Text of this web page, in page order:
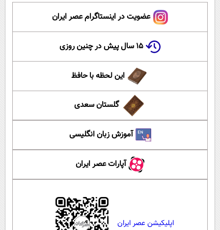
عضویت در اینستاگرام عصر ایران
۱۵ سال پیش در چنین روزی
این لحظه با حافظ
گلستان سعدی
آموزش زبان انگلیسی
آپارات عصر ایران
اپلیکیشن عصر ایران